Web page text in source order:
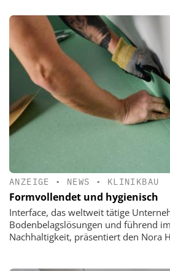
ANZEIGE • NEWS • KLINIKBAU
Formvollendet und hygienisch
Interface, das weltweit tätige
Bodenbelagslösungen und führend
Nachhaltigkeit, präsentiert den Nora